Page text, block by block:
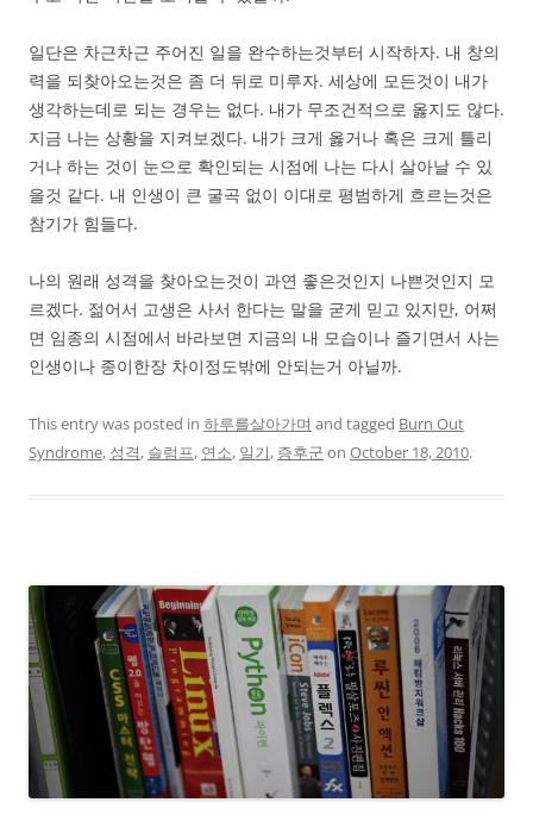
일단은 차근차근 주어진 일을 완수하는것부터 시작하자. 내 창의
력을 되찾아오는것은 좀 더 뒤로 미루자. 세상에 모든것이 내가
생각하는데로 되는 경우는 없다. 내가 무조건적으로 옳지도 않다.
지금 나는 상황을 지켜보겠다. 내가 크게 옳거나 혹은 크게 틀리
거나 하는 것이 눈으로 확인되는 시점에 나는 다시 살아날 수 있
을것 같다. 내 인생이 큰 굴곡 없이 이대로 평범하게 흐르는것은
참기가 힘들다.
나의 원래 성격을 찾아오는것이 과연 좋은것인지 나쁜것인지 모
르겠다. 젊어서 고생은 사서 한다는 말을 굳게 믿고 있지만, 어쩌
면 임종의 시점에서 바라보면 지금의 내 모습이나 즐기면서 사는
인생이나 종이한장 차이정도밖에 안되는거 아닐까.
This entry was posted in 하루를살아가며 and tagged Burn Out
Syndrome, 성격, 슬럼프, 연소, 일기, 증후군 on October 18, 2010.